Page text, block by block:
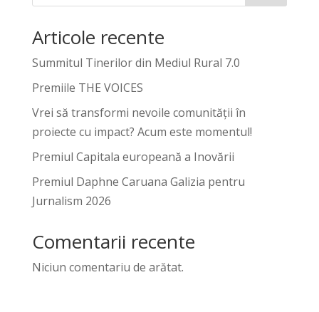
Articole recente
Summitul Tinerilor din Mediul Rural 7.0
Premiile THE VOICES
Vrei să transformi nevoile comunității în
proiecte cu impact? Acum este momentul!
Premiul Capitala europeană a Inovării
Premiul Daphne Caruana Galizia pentru
Jurnalism 2026
Comentarii recente
Niciun comentariu de arătat.